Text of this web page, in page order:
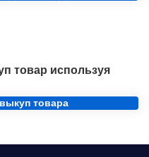
товар используя
товара